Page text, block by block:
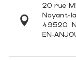
20 rue
Noyant-
49520
EN-